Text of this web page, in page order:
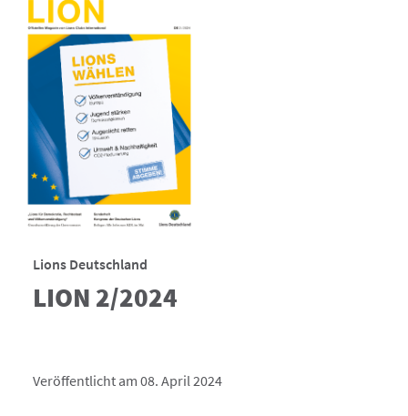
Lions Deutschland
LION 2/2024
Veröffentlicht am 08. April 2024